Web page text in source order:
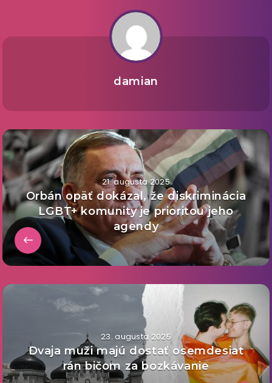
damian
21. augusta 2025
Orbán opäť dokázal, že diskriminácia
LGBT+ komunity je prioritou jeho
agendy
23. augusta 2025
Dvaja muži majú dostať osemdesiat
rán bičom za bozkávanie